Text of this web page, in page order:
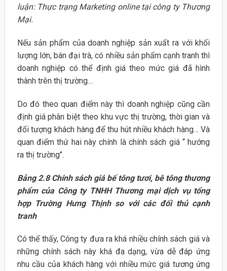
luận: Thực trạng Marketing online tại công ty Thương
Mại.
Nếu sản phẩm của doanh nghiệp sản xuất ra với khối
lượng lớn, bán đại trà, có nhiều sản phẩm cạnh tranh thì
doanh nghiệp có thể định giá theo mức giá đã hình
thành trên thị trường…
Do đó theo quan điểm này thì doanh nghiệp cũng cần
định giá phân biệt theo khu vực thị trường, thời gian và
đối tượng khách hàng để thu hút nhiều khách hàng… Và
quan điểm thứ hai này chính là chính sách giá “ hướng
ra thị trường’’.
Bảng 2.8 Chính sách giá bế tông tươi, bê tông thương
phẩm của Công ty TNHH Thương mại dịch vụ tổng
hợp Trường Hưng Thịnh so với các đối thủ cạnh
tranh
Có thể thấy, Công ty đưa ra khá nhiều chính sách giá và
những chính sách này khá đa dạng, vừa dễ đáp ứng
nhu cầu của khách hàng với nhiều mức giá tương ứng